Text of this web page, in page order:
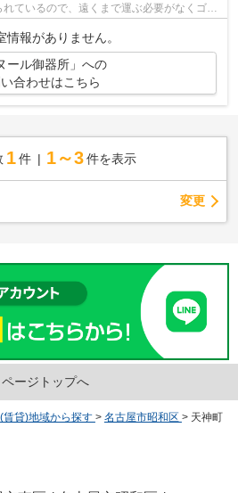
ているので、遠くまで運ぶ必要がなくゴミ
備が充...
情報がありません。
ール御器所」への
合わせはこちら
1 件 1～3 件を表示
変更
ページトップへ
(賃貸)地域から探す > 名古屋市昭和区 > 天神町